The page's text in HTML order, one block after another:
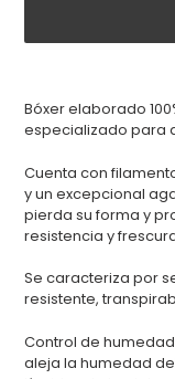
producto
a
carrito
de
compra
Bóxer elaborado
especializado para
Cuenta con
y un excepcional
pierda su forma y
resistencia y
Se caracteriza por
resistente,
Control de
aleja la humedad